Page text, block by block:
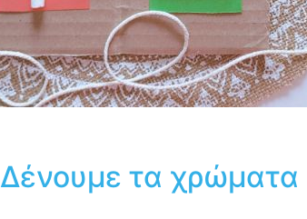
Δένουμε τα χρώματα